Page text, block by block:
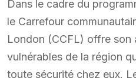
Dans le cadre du
le Carrefour
London (CCFL) offre son
vulnérables de la région
toute sécurité chez eux.